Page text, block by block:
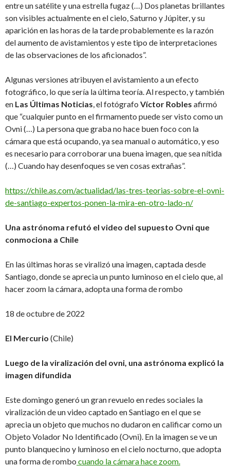
entre un satélite y una estrella fugaz (…) Dos planetas brillantes
son visibles actualmente en el cielo, Saturno y Júpiter, y su
aparición en las horas de la tarde probablemente es la razón
del aumento de avistamientos y este tipo de interpretaciones
de las observaciones de los aficionados”.
Algunas versiones atribuyen el avistamiento a un efecto
fotográfico, lo que sería la última teoría. Al respecto, y también
en Las Últimas Noticias, el fotógrafo Víctor Robles afirmó
que “cualquier punto en el firmamento puede ser visto como un
Ovni (…) La persona que graba no hace buen foco con la
cámara que está ocupando, ya sea manual o automático, y eso
es necesario para corroborar una buena imagen, que sea nítida
(…) Cuando hay desenfoques se ven cosas extrañas”.
https://chile.as.com/actualidad/las-tres-teorias-sobre-el-ovni-
de-santiago-expertos-ponen-la-mira-en-otro-lado-n/
Una astrónoma refutó el video del supuesto Ovni que
conmociona a Chile
En las últimas horas se viralizó una imagen, captada desde
Santiago, donde se aprecia un punto luminoso en el cielo que, al
hacer zoom la cámara, adopta una forma de rombo
18 de octubre de 2022
El Mercurio (Chile)
Luego de la viralización del ovni, una astrónoma explicó la
imagen difundida
Este domingo generó un gran revuelo en redes sociales la
viralización de un video captado en Santiago en el que se
aprecia un objeto que muchos no dudaron en calificar como un
Objeto Volador No Identificado (Ovni). En la imagen se ve un
punto blanquecino y luminoso en el cielo nocturno, que adopta
una forma de rombo cuando la cámara hace zoom.